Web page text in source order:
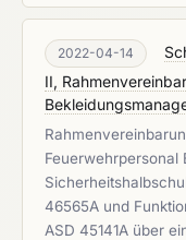
2022-04-14
II,
Feuerwehrpersonal
46565A und
ASD 45141A über